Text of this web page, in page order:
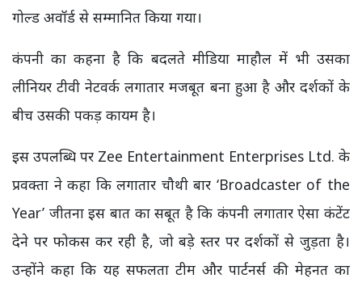
गोल्ड अवॉर्ड से सम्मानित किया गया।
कंपनी का कहना है कि बदलते मीडिया माहौल में भी उसका
लीनियर टीवी नेटवर्क लगातार मजबूत बना हुआ है और दर्शकों के
बीच उसकी पकड़ कायम है।
इस उपलब्धि पर Zee Entertainment Enterprises Ltd. के
प्रवक्ता ने कहा कि लगातार चौथी बार ‘Broadcaster of the
Year’ जीतना इस बात का सबूत है कि कंपनी लगातार ऐसा कंटेंट
देने पर फोकस कर रही है, जो बड़े स्तर पर दर्शकों से जुड़ता है।
उन्होंने कहा कि यह सफलता टीम और पार्टनर्स की मेहनत का